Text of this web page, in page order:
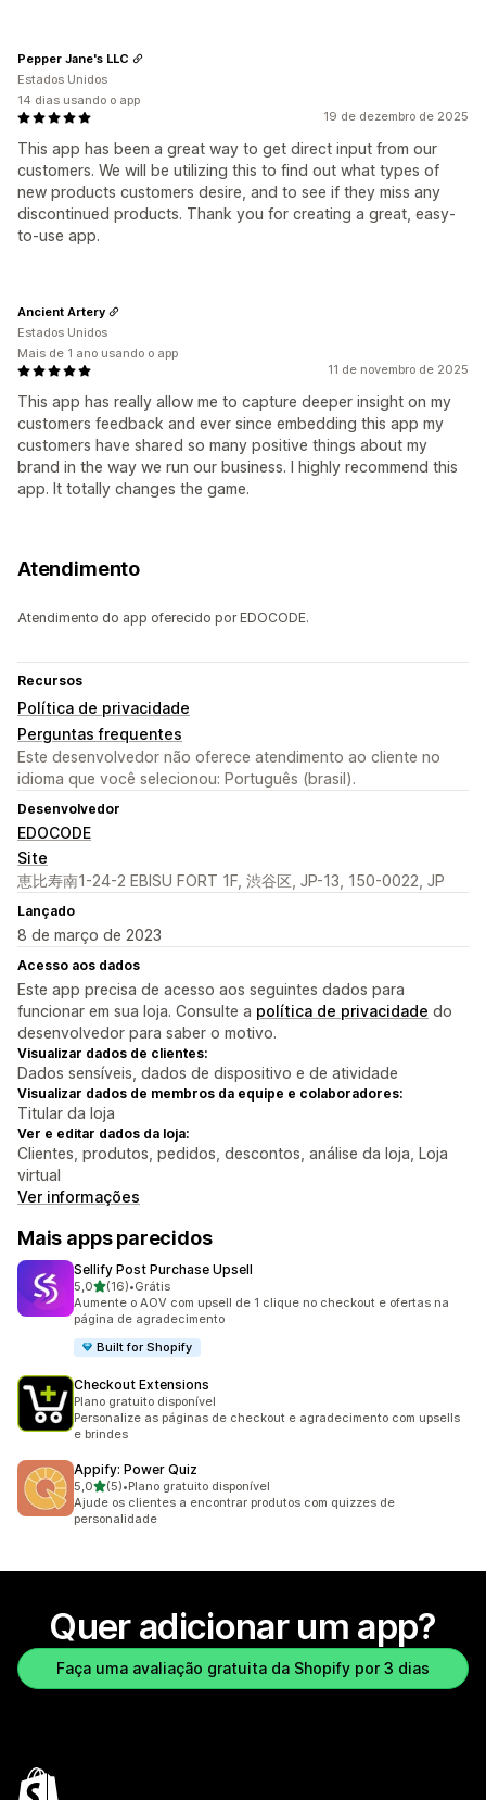
19 de dezembro de 2025
This app has been a great way to get direct input from our
customers. We will be utilizing this to find out what types of
new products customers desire, and to see if they miss any
discontinued products. Thank you for creating a great, easy-
to-use app.
Pepper Jane's LLC
Estados Unidos
14 dias usando o app
11 de novembro de 2025
This app has really allow me to capture deeper insight on my
customers feedback and ever since embedding this app my
customers have shared so many positive things about my
brand in the way we run our business. I highly recommend this
app. It totally changes the game.
Ancient Artery
Estados Unidos
Mais de 1 ano usando o app
Atendimento
Atendimento do app oferecido por EDOCODE.
Recursos
Política de privacidade
Perguntas frequentes
Este desenvolvedor não oferece atendimento ao cliente no
idioma que você selecionou: Português (brasil).
Desenvolvedor
EDOCODE
Site
恵比寿南1-24-2 EBISU FORT 1F, 渋谷区, JP-13, 150-0022, JP
Lançado
8 de março de 2023
Acesso aos dados
Este app precisa de acesso aos seguintes dados para
funcionar em sua loja. Consulte a política de privacidade do
desenvolvedor para saber o motivo.
Visualizar dados de clientes:
Dados sensíveis, dados de dispositivo e de atividade
Visualizar dados de membros da equipe e colaboradores:
Titular da loja
Ver e editar dados da loja:
Clientes, produtos, pedidos, descontos, análise da loja, Loja
virtual
Ver informações
Mais apps parecidos
Sellify Post Purchase Upsell
5,0de 5 estrelas
(16)
16 avaliações ao todo
•Grátis
Aumente o AOV com upsell de 1 clique no checkout e ofertas na
página de agradecimento
Built for Shopify
Checkout Extensions
Plano gratuito disponível
Personalize as páginas de checkout e agradecimento com upsells
e brindes
Appify: Power Quiz
5,0de 5 estrelas
(5)
5 avaliações ao todo
•Plano gratuito disponível
Ajude os clientes a encontrar produtos com quizzes de
personalidade
Quer adicionar um app?
Faça uma avaliação gratuita da Shopify por 3 dias